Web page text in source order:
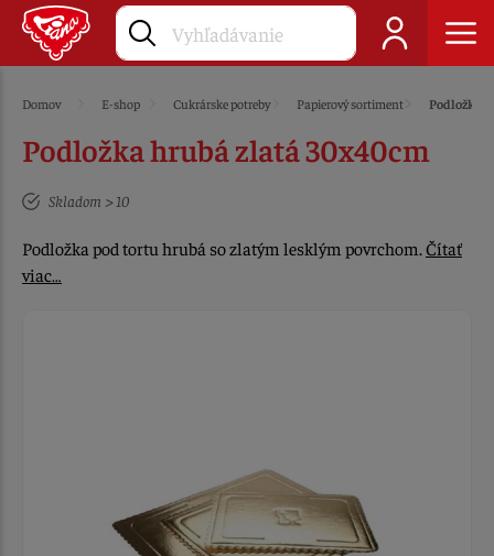
Domov E-shop Cukrárske potreby Papierový sortiment Podložky
Podložka hrubá zlatá 30x40cm
Skladom > 10
Podložka pod tortu hrubá so zlatým lesklým povrchom.Čítať
viac…